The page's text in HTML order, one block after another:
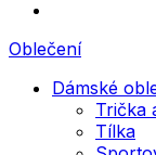
Oblečení
Dámské
Trička
Tílka